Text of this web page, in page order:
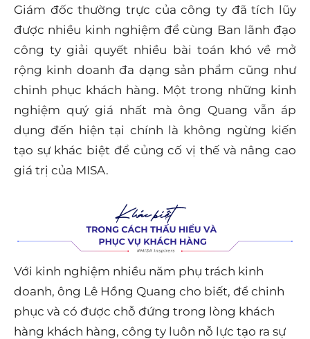
Giám đốc thường trực của công ty đã tích lũy
được nhiều kinh nghiệm để cùng Ban lãnh đạo
công ty giải quyết nhiều bài toán khó về mở
rộng kinh doanh đa dạng sản phẩm cũng như
chinh phục khách hàng. Một trong những kinh
nghiệm quý giá nhất mà ông Quang vẫn áp
dụng đến hiện tại chính là không ngừng kiến
tạo sự khác biệt để củng cố vị thế và nâng cao
giá trị của MISA.
Với kinh nghiệm nhiều năm phụ trách kinh
doanh, ông Lê Hồng Quang cho biết, để chinh
phục và có được chỗ đứng trong lòng khách
hàng khách hàng, công ty luôn nỗ lực tạo ra sự